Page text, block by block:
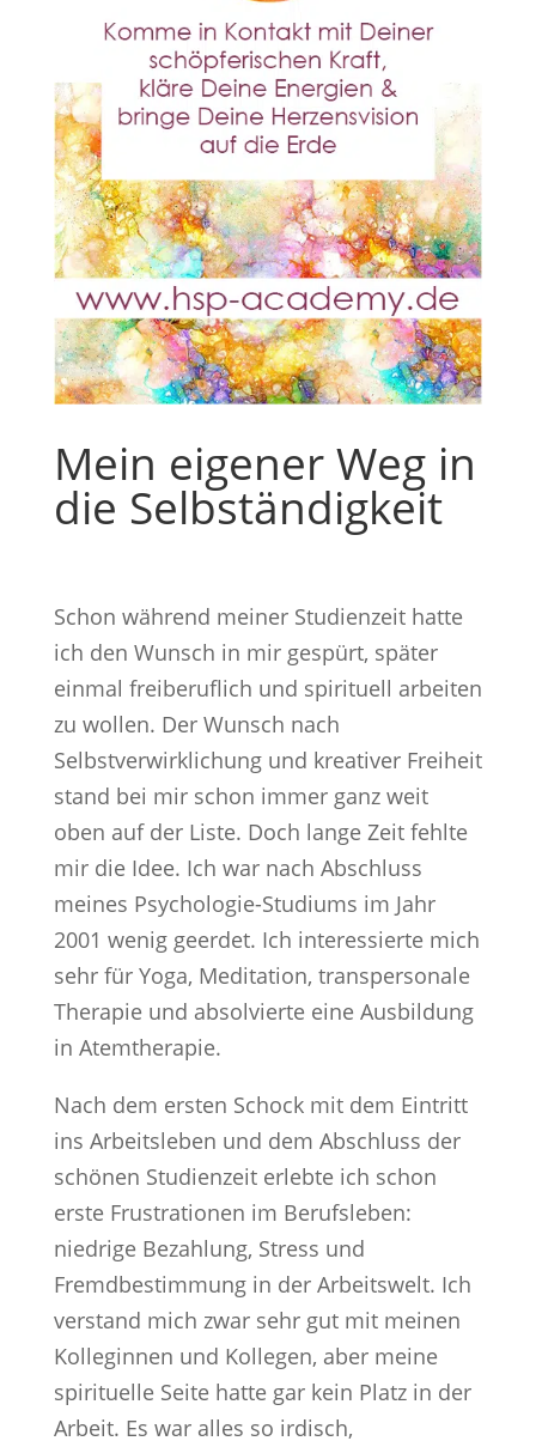
Mein eigener Weg in
die Selbständigkeit
Schon während meiner Studienzeit hatte
ich den Wunsch in mir gespürt, später
einmal freiberuflich und spirituell arbeiten
zu wollen. Der Wunsch nach
Selbstverwirklichung und kreativer Freiheit
stand bei mir schon immer ganz weit
oben auf der Liste. Doch lange Zeit fehlte
mir die Idee. Ich war nach Abschluss
meines Psychologie-Studiums im Jahr
2001 wenig geerdet. Ich interessierte mich
sehr für Yoga, Meditation, transpersonale
Therapie und absolvierte eine Ausbildung
in Atemtherapie.
Nach dem ersten Schock mit dem Eintritt
ins Arbeitsleben und dem Abschluss der
schönen Studienzeit erlebte ich schon
erste Frustrationen im Berufsleben:
niedrige Bezahlung, Stress und
Fremdbestimmung in der Arbeitswelt. Ich
verstand mich zwar sehr gut mit meinen
Kolleginnen und Kollegen, aber meine
spirituelle Seite hatte gar kein Platz in der
Arbeit. Es war alles so irdisch,